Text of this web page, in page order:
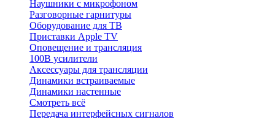
Наушники с микрофоном
Разговорные гарнитуры
Оборудование для ТВ
Приставки Apple TV
Оповещение и трансляция
100В усилители
Аксессуары для трансляции
Динамики встраиваемые
Динамики настенные
Смотреть всё
Передача интерфейсных сигналов